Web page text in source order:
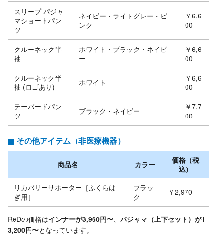
スリープ パジャ
マショートパン
ツ
ネイビー・ライトグレー・ピ
ンク
￥6,6
00
クルーネック半
袖
ホワイト・ブラック・ネイビ
ー
￥6,6
00
クルーネック半
袖 (ロゴあり)
ホワイト
￥6,6
00
テーパードパン
ツ
ブラック・ネイビー
￥7,7
00
その他アイテム（非医療機器）
商品名 カラー
価格（税
込）
リカバリーサポーター［ふくらは
ぎ用］
ブラッ
ク
￥2,970
ReDの価格はインナーが3,960円〜
パジャマ（上下セット）が1
3,200円〜となっています。